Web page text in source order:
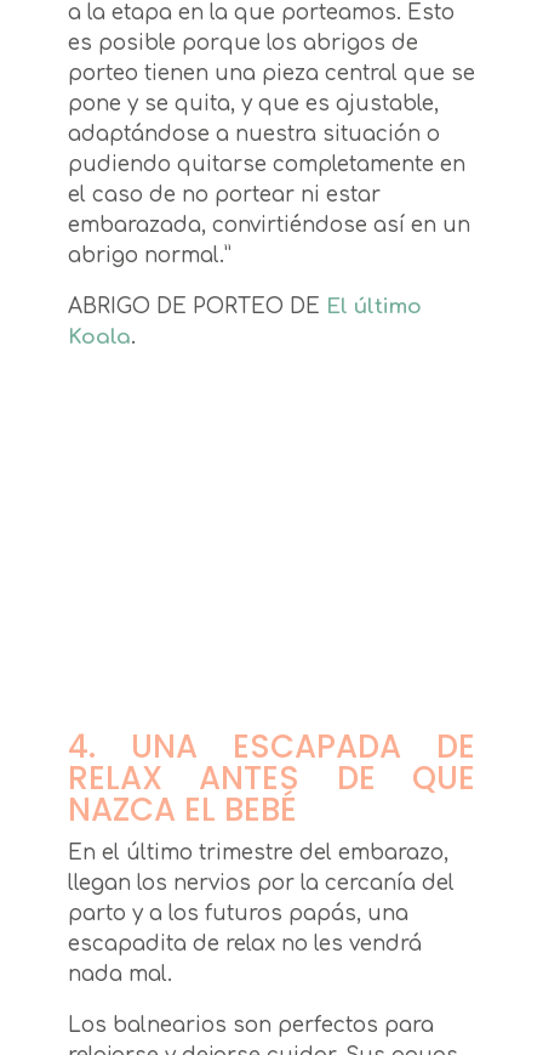
a la etapa en la que porteamos. Esto
es posible porque los abrigos de
porteo tienen una pieza central que se
pone y se quita, y que es ajustable,
adaptándose a nuestra situación o
pudiendo quitarse completamente en
el caso de no portear ni estar
embarazada, convirtiéndose así en un
abrigo normal.”
ABRIGO DE PORTEO DE El último
Koala.
4. UNA ESCAPADA DE
RELAX ANTES DE QUE
NAZCA EL BEBÉ
En el último trimestre del embarazo,
llegan los nervios por la cercanía del
parto y a los futuros papás, una
escapadita de relax no les vendrá
nada mal.
Los balnearios son perfectos para